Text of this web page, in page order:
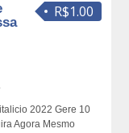
R$1.00
2022 Gere 10
Agora Mesmo